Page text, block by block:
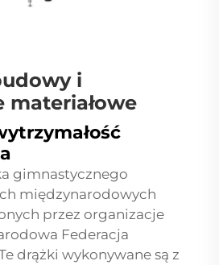
i
materiałowe
gimnastycznego
międzynarodowych
przez organizacje
Federacja
drążki wykonywane są z